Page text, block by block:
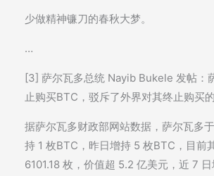
少做精神镰刀的春秋大梦。
…
[3] 萨尔瓦多总统 Nayib Bukele 发帖：
止购买BTC，驳斥了外界对其终止购买的
据萨尔瓦多财政部网站数据，萨尔瓦多
持 1 枚BTC，昨日增持 5 枚BTC，目前
6101.18 枚，价值超 5.2 亿美元，近 7